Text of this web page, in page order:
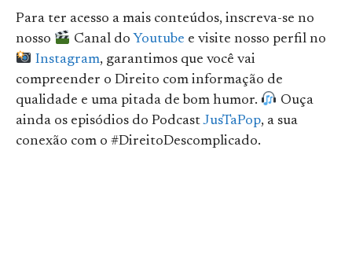
Para ter acesso a mais conteúdos, inscreva-se no
nosso
Canal do Youtube e visite nosso perfil no
Instagram, garantimos que você vai
compreender o Direito com informação de
qualidade e uma pitada de bom humor.
Ouça
ainda os episódios do PodcastJusTaPop, a sua
conexão com o #DireitoDescomplicado.